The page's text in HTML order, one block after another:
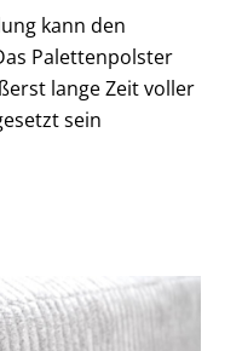
kann den
Palettenpolster
lange Zeit voller
sein